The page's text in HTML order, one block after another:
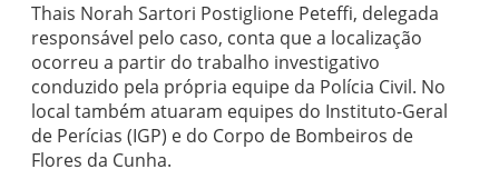
Thais Norah Sartori Postiglione Peteffi, delegada
responsável pelo caso, conta que a localização
ocorreu a partir do trabalho investigativo
conduzido pela própria equipe da Polícia Civil. No
local também atuaram equipes do Instituto-Geral
de Perícias (IGP) e do Corpo de Bombeiros de
Flores da Cunha.